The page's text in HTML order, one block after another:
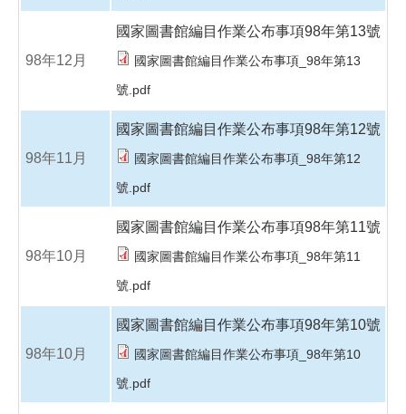
98年12月
國家圖書館編目作業公布事項98年第13號
國家圖書館編目作業公布事項_98年第13
號.pdf
98年11月
國家圖書館編目作業公布事項98年第12號
國家圖書館編目作業公布事項_98年第12
號.pdf
98年10月
國家圖書館編目作業公布事項98年第11號
國家圖書館編目作業公布事項_98年第11
號.pdf
98年10月
國家圖書館編目作業公布事項98年第10號
國家圖書館編目作業公布事項_98年第10
號.pdf